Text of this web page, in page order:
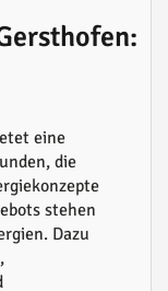
eine
die
stehen
Dazu